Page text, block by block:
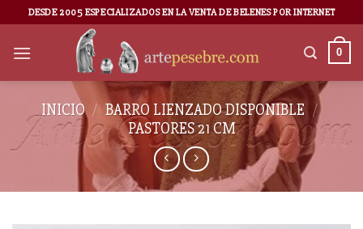
DESDE 2005 ESPECIALIZADOS EN LA VENTA DE BELENES POR INTERNET
0
INICIO / BARRO LIENZADO DISPONIBLE /
PASTORES 21 CM